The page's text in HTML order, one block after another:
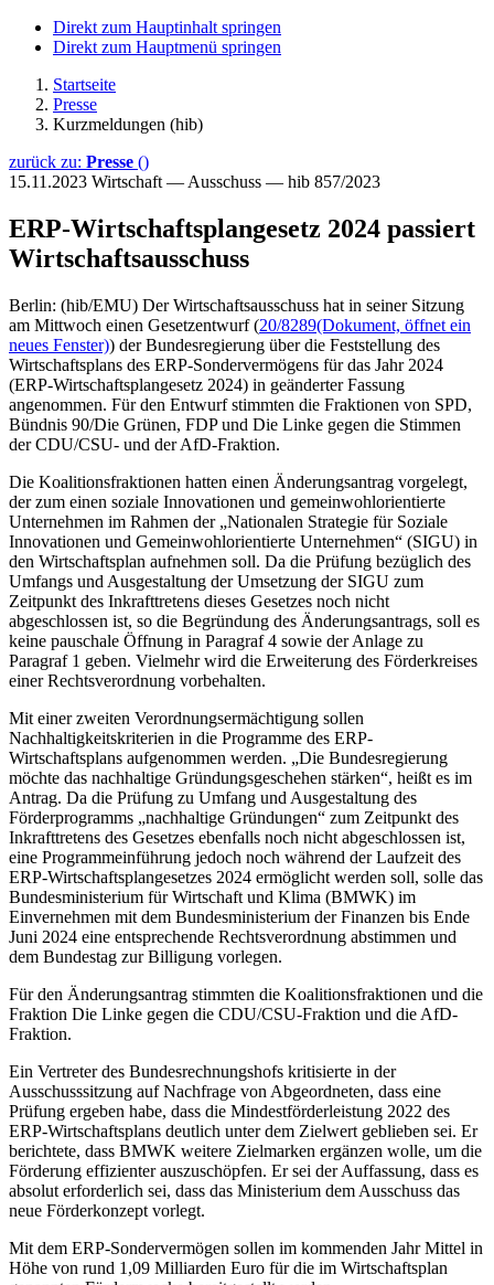
Direkt zum Hauptinhalt springen
Direkt zum Hauptmenü springen
Startseite
Presse
Kurzmeldungen (hib)
zurück zu: Presse ()
15.11.2023 Wirtschaft — Ausschuss — hib 857/2023
ERP-Wirtschaftsplangesetz 2024 passiert
Wirtschaftsausschuss
Berlin: (hib/EMU) Der Wirtschaftsausschuss hat in seiner Sitzung
am Mittwoch einen Gesetzentwurf (20/8289(Dokument, öffnet ein
neues Fenster)) der Bundesregierung über die Feststellung des
Wirtschaftsplans des ERP-Sondervermögens für das Jahr 2024
(ERP-Wirtschaftsplangesetz 2024) in geänderter Fassung
angenommen. Für den Entwurf stimmten die Fraktionen von SPD,
Bündnis 90/Die Grünen, FDP und Die Linke gegen die Stimmen
der CDU/CSU- und der AfD-Fraktion.
Die Koalitionsfraktionen hatten einen Änderungsantrag vorgelegt,
der zum einen soziale Innovationen und gemeinwohlorientierte
Unternehmen im Rahmen der „Nationalen Strategie für Soziale
Innovationen und Gemeinwohlorientierte Unternehmen“ (SIGU) in
den Wirtschaftsplan aufnehmen soll. Da die Prüfung bezüglich des
Umfangs und Ausgestaltung der Umsetzung der SIGU zum
Zeitpunkt des Inkrafttretens dieses Gesetzes noch nicht
abgeschlossen ist, so die Begründung des Änderungsantrags, soll es
keine pauschale Öffnung in Paragraf 4 sowie der Anlage zu
Paragraf 1 geben. Vielmehr wird die Erweiterung des Förderkreises
einer Rechtsverordnung vorbehalten.
Mit einer zweiten Verordnungsermächtigung sollen
Nachhaltigkeitskriterien in die Programme des ERP-
Wirtschaftsplans aufgenommen werden. „Die Bundesregierung
möchte das nachhaltige Gründungsgeschehen stärken“, heißt es im
Antrag. Da die Prüfung zu Umfang und Ausgestaltung des
Förderprogramms „nachhaltige Gründungen“ zum Zeitpunkt des
Inkrafttretens des Gesetzes ebenfalls noch nicht abgeschlossen ist,
eine Programmeinführung jedoch noch während der Laufzeit des
ERP-Wirtschaftsplangesetzes 2024 ermöglicht werden soll, solle das
Bundesministerium für Wirtschaft und Klima (BMWK) im
Einvernehmen mit dem Bundesministerium der Finanzen bis Ende
Juni 2024 eine entsprechende Rechtsverordnung abstimmen und
dem Bundestag zur Billigung vorlegen.
Für den Änderungsantrag stimmten die Koalitionsfraktionen und die
Fraktion Die Linke gegen die CDU/CSU-Fraktion und die AfD-
Fraktion.
Ein Vertreter des Bundesrechnungshofs kritisierte in der
Ausschusssitzung auf Nachfrage von Abgeordneten, dass eine
Prüfung ergeben habe, dass die Mindestförderleistung 2022 des
ERP-Wirtschaftsplans deutlich unter dem Zielwert geblieben sei. Er
berichtete, dass BMWK weitere Zielmarken ergänzen wolle, um die
Förderung effizienter auszuschöpfen. Er sei der Auffassung, dass es
absolut erforderlich sei, dass das Ministerium dem Ausschuss das
neue Förderkonzept vorlegt.
Mit dem ERP-Sondervermögen sollen im kommenden Jahr Mittel in
Höhe von rund 1,09 Milliarden Euro für die im Wirtschaftsplan